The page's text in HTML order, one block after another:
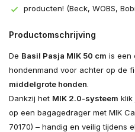
producten! (Beck, WOBS,
Productomschrijving
De Basil Pasja MIK 50 cm is een
hondenmand voor achter op de
middelgrote honden.
Dankzij het MIK 2.0-systeem klik
op een bagagedrager met MIK
70170) – handig en veilig tijdens